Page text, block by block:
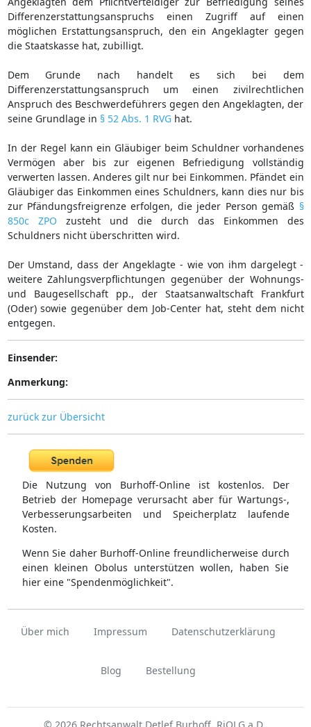
Differenzerstattungsanspruchs einen Zugriff auf einen
möglichen Erstattungsanspruch, den ein Angeklagter gegen
die Staatskasse hat, zubilligt.
Dem Grunde nach handelt es sich bei dem
Differenzerstattungsanspruch um einen zivilrechtlichen
Anspruch des Beschwerdeführers gegen den Angeklagten, der
seine Grundlage in § 52 Abs. 1 RVGhat.
In der Regel kann ein Gläubiger beim Schuldner vorhandenes
Vermögen aber bis zur eigenen Befriedigung vollständig
verwerten lassen. Anderes gilt nur bei Einkommen. Pfändet ein
Gläubiger das Einkommen eines Schuldners, kann dies nur bis
zur Pfändungsfreigrenze erfolgen, die jeder Person gemäß §
850c ZPO zusteht und die durch das Einkommen des
Schuldners nicht überschritten wird.
Der Umstand, dass der Angeklagte - wie von ihm dargelegt -
weitere Zahlungsverpflichtungen gegenüber der Wohnungs-
und Baugesellschaft pp., der Staatsanwaltschaft Frankfurt
(Oder) sowie gegenüber dem Job-Center hat, steht dem nicht
entgegen.
Einsender:
Anmerkung:
zurück zur Übersicht
Die Nutzung von Burhoff-Online ist kostenlos. Der
Betrieb der Homepage verursacht aber für Wartungs-,
Verbesserungsarbeiten und Speicherplatz laufende
Kosten.
Wenn Sie daher Burhoff-Online freundlicherweise durch
einen kleinen Obolus unterstützen wollen, haben Sie
hier eine "Spendenmöglichkeit".
Über mich Impressum Datenschutzerklärung
Blog Bestellung